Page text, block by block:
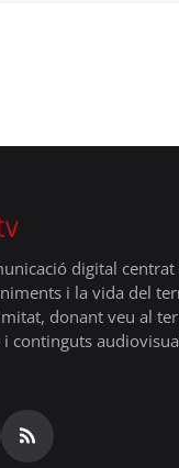
digital centrat
i la vida del
donant veu al
continguts